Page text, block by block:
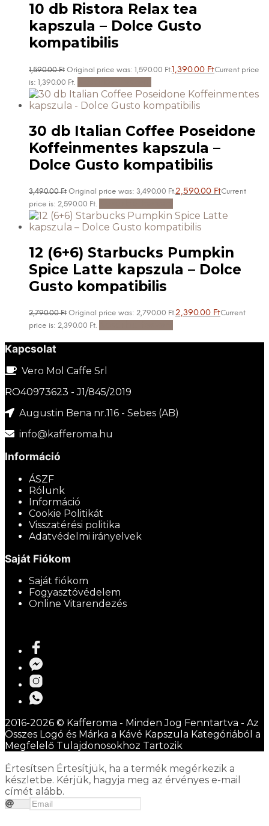
10 db Ristora Relax tea
kapszula – Dolce Gusto
kompatibilis
1,590.00Ft Original price was: 1,590.00 Ft.1,390.00 FtCurrent price
is: 1,390.00 Ft.
30 db Italian Coffee Poseidone
Koffeinmentes kapszula –
Dolce Gusto kompatibilis
3,490.00Ft Original price was: 3,490.00 Ft.2,590.00 FtCurrent
price is: 2,590.00 Ft.
12 (6+6) Starbucks Pumpkin
Spice Latte kapszula – Dolce
Gusto kompatibilis
2,790.00Ft Original price was: 2,790.00 Ft.2,390.00 FtCurrent
price is: 2,390.00 Ft.
Kapcsolat
Vero Mol Caffe Srl
RO40973623 - J1/845/2019
Augustin Bena nr.116 - Sebes (AB)
info@kafferoma.hu
Információ
ÁSZF
Rólunk
Információ
Cookie Politikát
Visszatérési politika
Adatvédelmi irányelvek
Saját Fiókom
Saját fiókom
Fogyasztóvédelem
Online Vitarendezés
2016-2026 © Kafferoma - Minden Jog Fenntartva - Az
Összes Logó és Márka a Kávé Kapszula Kategóriából a
Megfelelő Tulajdonosokhoz Tartozik
Értesítsen Értesítjük, ha a termék megérkezik a
készletbe. Kérjük, hagyja meg az érvényes e-mail
címét alább.